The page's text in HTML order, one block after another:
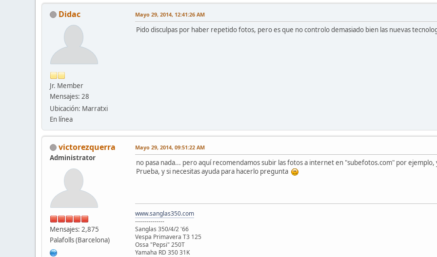
Didac
Jr. Member
Mensajes: 28
Ubicación: Marratxi
En línea
Mayo 29, 2014, 12:41:26 AM
Pido disculpas por haber repetido fotos, pero es que no controlo demasiado bien las nuevas
victorezquerra
Administrator
Mensajes: 2,875
Palafolls (Barcelona)
Mayo 29, 2014, 09:51:22 AM
no pasa nada... pero aquí recomendamos subir las fotos a internet en "subefotos.com" por ejemplo,
Prueba, y si necesitas ayuda para hacerlo pregunta
www.sanglas350.com
---------------
Sanglas 350/4/2 '66
Vespa Primavera T3 125
Ossa "Pepsi" 250T
Yamaha RD 350 31K